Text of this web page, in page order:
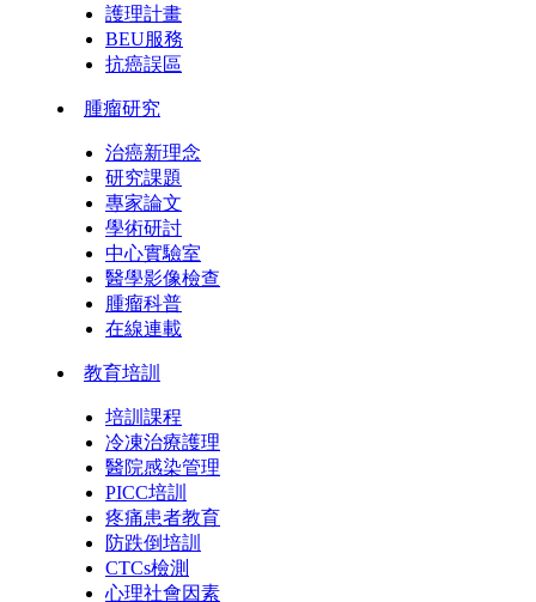
護理計畫
BEU服務
抗癌誤區
腫瘤研究
治癌新理念
研究課題
專家論文
學術研討
中心實驗室
醫學影像檢查
腫瘤科普
在線連載
教育培訓
培訓課程
冷凍治療護理
醫院感染管理
PICC培訓
疼痛患者教育
防跌倒培訓
CTCs檢測
心理社會因素